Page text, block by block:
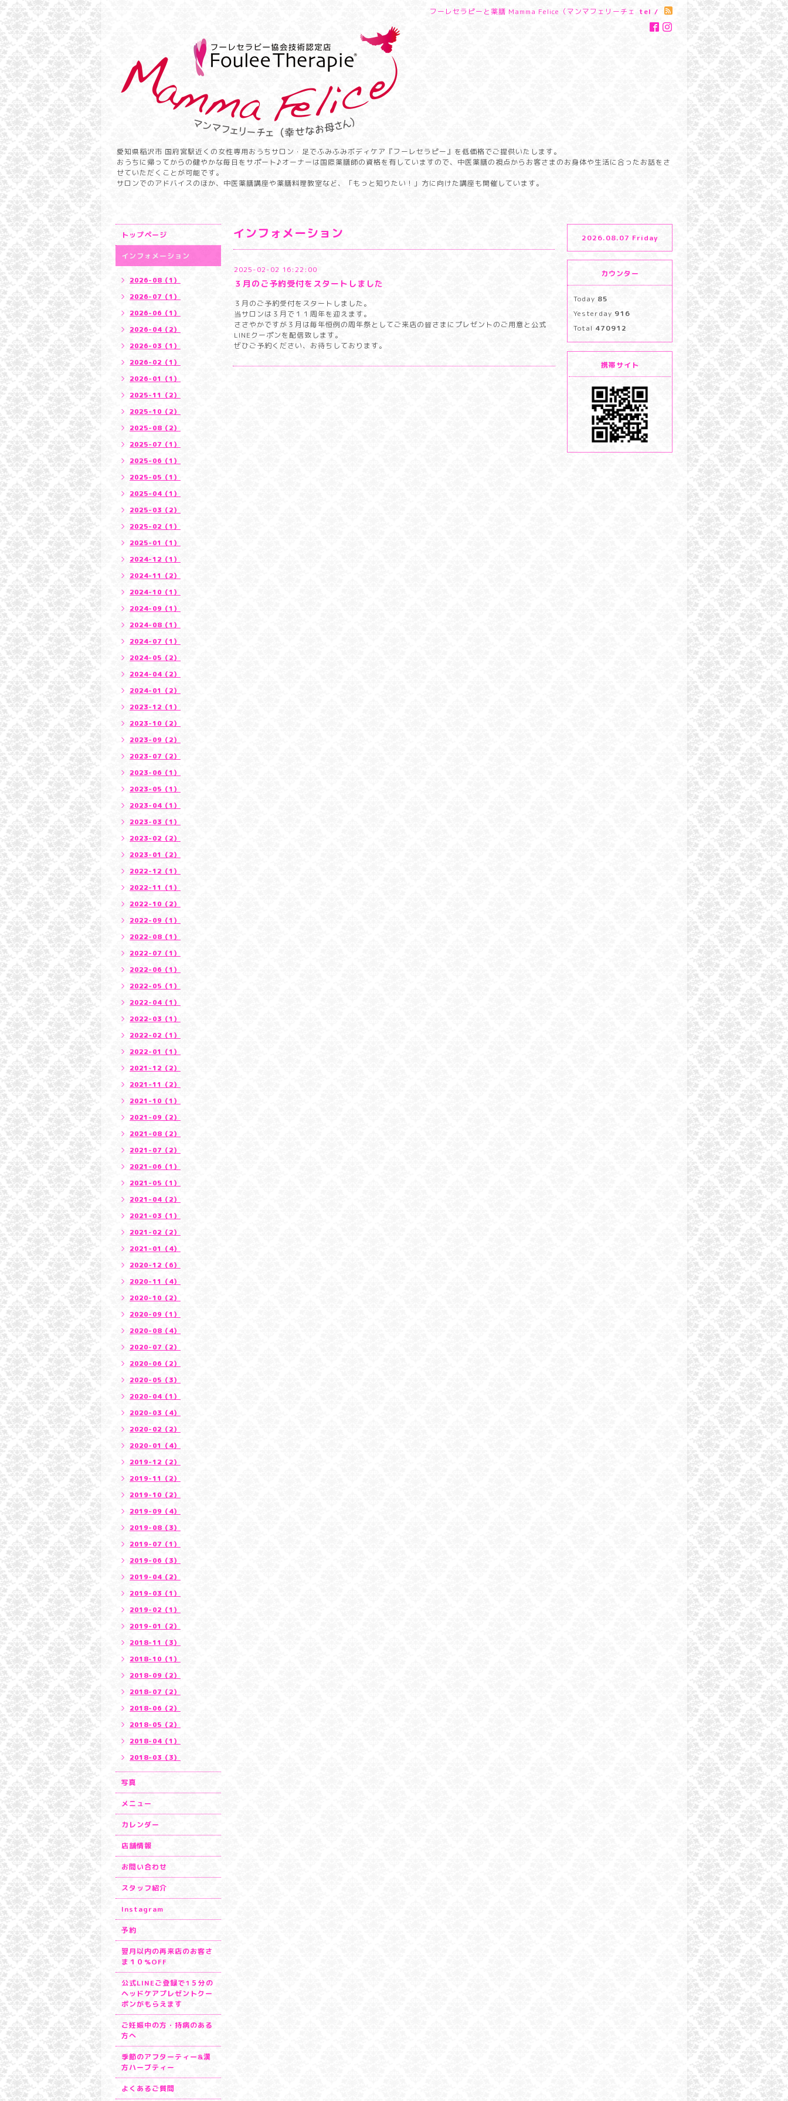
フーレセラピーと薬膳 Mamma Felice（マンマフェリーチェ tel /
愛知県稲沢市 国府宮駅近くの女性専用おうちサロン・足でふみふみボディケア『フーレセラピー』を低価格でご提供いたします。
おうちに帰ってからの健やかな毎日をサポート♪オーナーは国際薬膳師の資格を有していますので、中医薬膳の視点からお客さまのお身体や生活に合ったお話をさ
せていただくことが可能です。
サロンでのアドバイスのほか、中医薬膳講座や薬膳料理教室など、「もっと知りたい！」方に向けた講座も開催しています。
インフォメーション
2025-02-02 16:22:00
３月のご予約受付をスタートしました
３月のご予約受付をスタートしました。
当サロンは３月で１１周年を迎えます。
ささやかですが３月は毎年恒例の周年祭としてご来店の皆さまにプレゼントのご用意と公式
LINEクーポンを配信致します。
ぜひご予約ください、お待ちしております。
トップページ
インフォメーション
2026-08（1）
2026-07（1）
2026-06（1）
2026-04（2）
2026-03（1）
2026-02（1）
2026-01（1）
2025-11（2）
2025-10（2）
2025-08（2）
2025-07（1）
2025-06（1）
2025-05（1）
2025-04（1）
2025-03（2）
2025-02（1）
2025-01（1）
2024-12（1）
2024-11（2）
2024-10（1）
2024-09（1）
2024-08（1）
2024-07（1）
2024-05（2）
2024-04（2）
2024-01（2）
2023-12（1）
2023-10（2）
2023-09（2）
2023-07（2）
2023-06（1）
2023-05（1）
2023-04（1）
2023-03（1）
2023-02（2）
2023-01（2）
2022-12（1）
2022-11（1）
2022-10（2）
2022-09（1）
2022-08（1）
2022-07（1）
2022-06（1）
2022-05（1）
2022-04（1）
2022-03（1）
2022-02（1）
2022-01（1）
2021-12（2）
2021-11（2）
2021-10（1）
2021-09（2）
2021-08（2）
2021-07（2）
2021-06（1）
2021-05（1）
2021-04（2）
2021-03（1）
2021-02（2）
2021-01（4）
2020-12（6）
2020-11（4）
2020-10（2）
2020-09（1）
2020-08（4）
2020-07（2）
2020-06（2）
2020-05（3）
2020-04（1）
2020-03（4）
2020-02（2）
2020-01（4）
2019-12（2）
2019-11（2）
2019-10（2）
2019-09（4）
2019-08（3）
2019-07（1）
2019-06（3）
2019-04（2）
2019-03（1）
2019-02（1）
2019-01（2）
2018-11（3）
2018-10（1）
2018-09（2）
2018-07（2）
2018-06（2）
2018-05（2）
2018-04（1）
2018-03（3）
写真
メニュー
カレンダー
店舗情報
お問い合わせ
スタッフ紹介
Instagram
予約
翌月以内の再来店のお客さ
ま１０%OFF
公式LINEご登録で1５分の
ヘッドケアプレゼントクー
ポンがもらえます
ご妊娠中の方・持病のある
方へ
季節のアフターティー&漢
方ハーブティー
よくあるご質問
2026.08.07 Friday
カウンター
Today 85
Yesterday 916
Total 470912
携帯サイト